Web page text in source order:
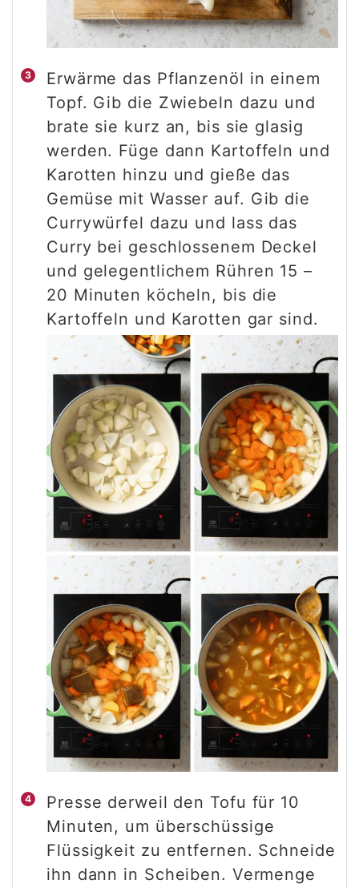
Erwärme das Pflanzenöl in einem
Topf. Gib die Zwiebeln dazu und
brate sie kurz an, bis sie glasig
werden. Füge dann Kartoffeln und
Karotten hinzu und gieße das
Gemüse mit Wasser auf. Gib die
Currywürfel dazu und lass das
Curry bei geschlossenem Deckel
und gelegentlichem Rühren 15 –
20 Minuten köcheln, bis die
Kartoffeln und Karotten gar sind.
Presse derweil den Tofu für 10
Minuten, um überschüssige
Flüssigkeit zu entfernen. Schneide
ihn dann in Scheiben. Vermenge